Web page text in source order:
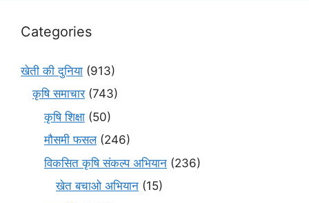
Categories
खेती की दुनिया (913)
कृषि समाचार(743)
कृषि शिक्षा (50)
मौसमी फसल(246)
विकसित कृषि संकल्प अभियान (236)
खेत बचाओ अभियान (15)